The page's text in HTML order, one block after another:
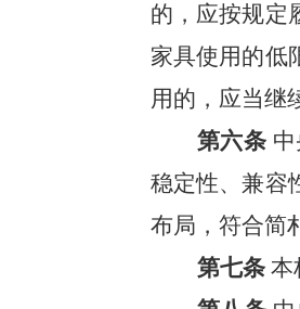
的，应按规定
家具使用的低
用的，应当继
第六条
稳定性、兼容
布局，符合简
第七条 本